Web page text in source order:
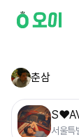
춘삼
서울특